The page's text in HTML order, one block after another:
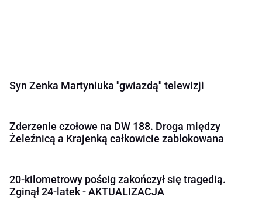
Syn Zenka Martyniuka "gwiazdą" telewizji
Zderzenie czołowe na DW 188. Droga między
Żeleźnicą a Krajenką całkowicie zablokowana
20-kilometrowy pościg zakończył się tragedią.
Zginął 24-latek - AKTUALIZACJA